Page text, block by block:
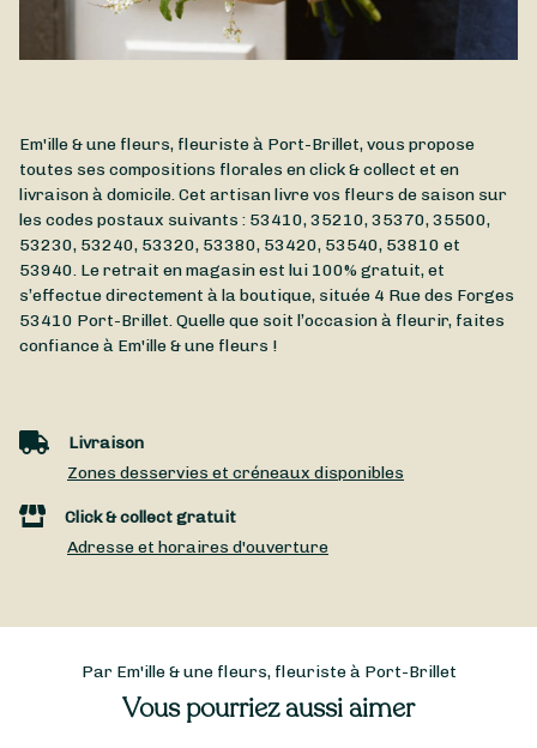
Em'ille & une fleurs, fleuriste à Port-Brillet, vous propose
toutes ses compositions florales en click & collect et en
livraison à domicile. Cet artisan livre vos fleurs de saison sur
les codes postaux suivants : 53410, 35210, 35370, 35500,
53230, 53240, 53320, 53380, 53420, 53540, 53810 et
53940. Le retrait en magasin est lui 100% gratuit, et
s’effectue directement à la boutique, située 4 Rue des Forges
53410 Port-Brillet. Quelle que soit l’occasion à fleurir, faites
confiance à Em'ille & une fleurs !
Livraison
Zones desservies et créneaux disponibles
Click & collect gratuit
Adresse et horaires d'ouverture
Par Em'ille & une fleurs, fleuriste à Port-Brillet
Vous pourriez aussi aimer